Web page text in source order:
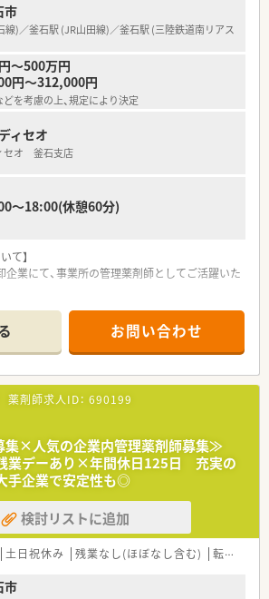
市
線)／釜石駅 (JR山田線)／釜石駅 (三陸鉄道南リアス
～500万円
円～312,000円
を考慮の上、規定により決定
ィセオ
セオ 釜石支店
～18:00(休憩60分)
て】
業にて、事業所の管理薬剤師としてご活躍いた
経験は問いません。調剤薬局からのキャリアチ
です。
る人物像について】
のため、釜石の事業所で管理薬剤師として活躍
います。
理に責任感を持ち、真摯に取り組んでいただけ
他職種の社員と円滑に連携できるコミュニケ
ある方。
いて】
釜石市で、地域医療に深く貢献することができ
。
お問い合わせ
薬剤師求人ID： 690199
集×人気の企業内管理薬剤師募集≫
業デーあり×年間休日125日 充実の
手企業で安定性も◎
検討リストに追加
土日祝休み 残業なし(ほぼなし含む) 転勤なし
市